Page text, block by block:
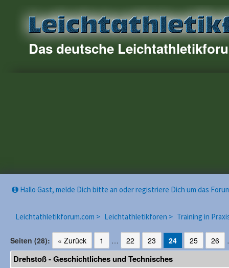
Das deutsche
Hallo Gast, melde Dich bitte an oder registriere Dich um das
Leichtathletikforum.com > Leichtathletikforen > Training in
Seiten (28): « Zurück 1 … 22 23 24 25 26
Drehstoß - Geschichtliches und Technisches